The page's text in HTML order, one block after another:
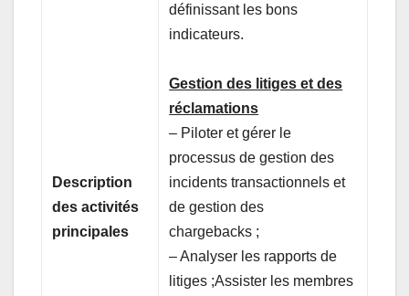
Description
des activités
principales
définissant les bons
indicateurs.
Gestion des litiges et des
réclamations
– Piloter et gérer le
processus de gestion des
incidents transactionnels et
de gestion des
chargebacks ;
– Analyser les rapports de
litiges ;Assister les membres